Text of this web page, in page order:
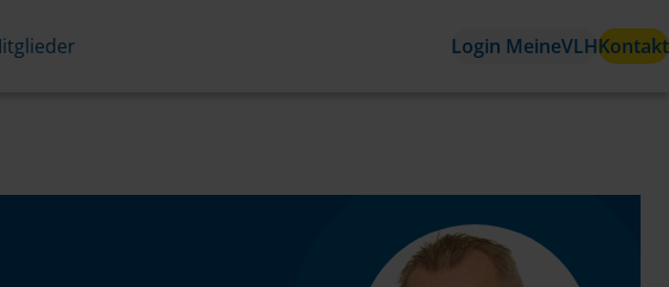
Login MeineVLHKontakt